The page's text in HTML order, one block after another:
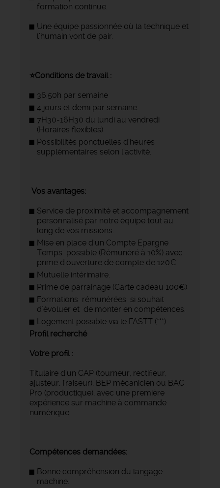
formation continue.
Une équipe passionnée où la technique et
l’humain vont de pair.
⭐Conditions de travail :
36.50h par semaine
4 jours et demi par semaine.
7H30-16H30 du lundi au vendredi
(Horaires flexibles)
Possibilités ponctuelles d’heures
supplémentaires selon l’activité.
Vos avantages:
Service de proximité et accompagnement
personnalisé par notre équipe tout au
long de vos missions.
Mise en place d'un Compte Epargne
Temps possible (Rémunéré à 10%) avec
prime d'ouverture de compte de 120€
Mutuelle intérimaire.
Prime de parrainage (Carte cadeau 100€)
Formations rémunérées si souhait
d'évoluer et de monter en compétences.
Logement possible via le FASTT (***)
Profil recherché
Votre profil :
Titulaire d'un CAP (tourneur, rectifieur,
ajusteur, fraiseur), BEP mécanicien ou BAC
Pro (productique), avec une première
expérience sur machine à commande
numérique.
Compétences demandées:
Bonne compréhension du langage
machine.